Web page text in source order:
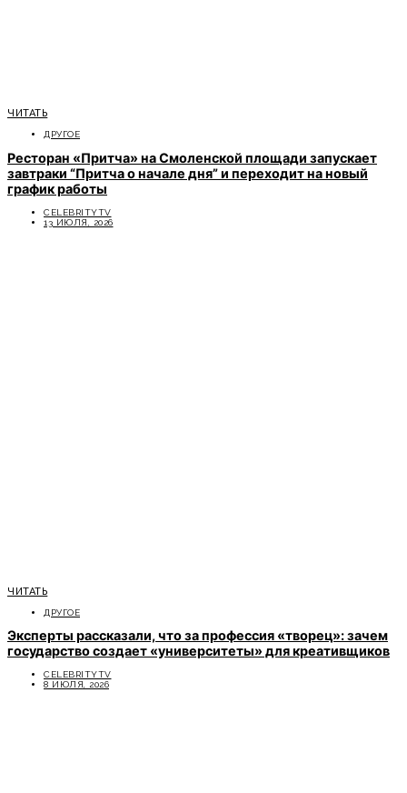
ЧИТАТЬ
ДРУГОЕ
Ресторан «Притча» на Смоленской площади запускает
завтраки “Притча о начале дня” и переходит на новый
график работы
CELEBRITYTV
13 ИЮЛЯ, 2026
ЧИТАТЬ
ДРУГОЕ
Эксперты рассказали, что за профессия «творец»: зачем
государство создает «университеты» для креативщиков
CELEBRITYTV
8 ИЮЛЯ, 2026